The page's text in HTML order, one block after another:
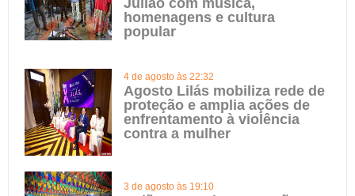
Julião com música,
homenagens e cultura
popular
4 de agosto às 22:32
Agosto Lilás mobiliza rede de
proteção e amplia ações de
enfrentamento à violência
contra a mulher
3 de agosto às 19:10